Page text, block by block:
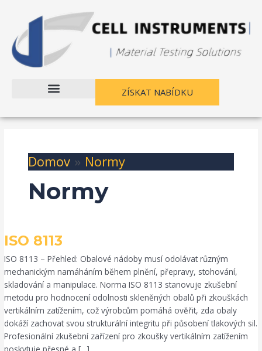
obsah
ZÍSKAT NABÍDKU
Domov Normy
Normy
ISO 8113
ISO 8113 – Přehled: Obalové nádoby musí odolávat různým
mechanickým namáháním během plnění, přepravy, stohování,
skladování a manipulace. Norma ISO 8113 stanovuje zkušební
metodu pro hodnocení odolnosti skleněných obalů při zkouškách
vertikálním zatížením, což výrobcům pomáhá ověřit, zda obaly
dokáží zachovat svou strukturální integritu při působení tlakových sil.
Profesionální zkušební zařízení pro zkoušky vertikálním zatížením
ISO